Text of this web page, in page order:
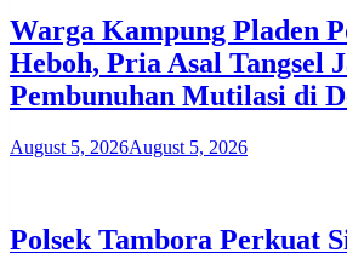
Warga Kampung Pladen
Heboh, Pria Asal Tangsel
Pembunuhan Mutilasi di
August 5, 2026August 5, 2026
Polsek Tambora Perkuat